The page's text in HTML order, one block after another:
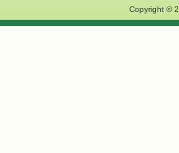
Copyright ©